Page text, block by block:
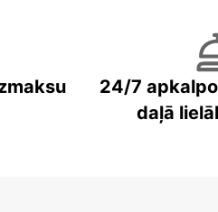
24/7
daļā